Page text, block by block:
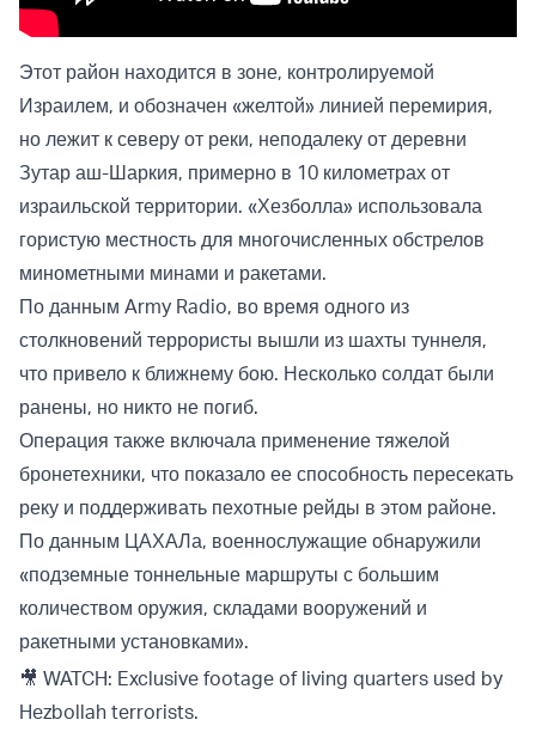
Этот район находится в зоне, контролируемой
Израилем, и обозначен «желтой» линией перемирия,
но лежит к северу от реки, неподалеку от деревни
Зутар аш-Шаркия, примерно в 10 километрах от
израильской территории. «Хезболла» использовала
гористую местность для многочисленных обстрелов
минометными минами и ракетами.
По данным Army Radio, во время одного из
столкновений террористы вышли из шахты туннеля,
что привело к ближнему бою. Несколько солдат были
ранены, но никто не погиб.
Операция также включала применение тяжелой
бронетехники, что показало ее способность пересекать
реку и поддерживать пехотные рейды в этом районе.
По данным ЦАХАЛа, военнослужащие обнаружили
«подземные тоннельные маршруты с большим
количеством оружия, складами вооружений и
ракетными установками».
🎥 WATCH: Exclusive footage of living quarters used by
Hezbollah terrorists.